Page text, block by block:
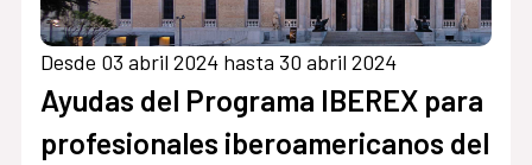
Desde 03 abril 2024 hasta 30 abril 2024
Ayudas del Programa IBEREX para
profesionales iberoamericanos del